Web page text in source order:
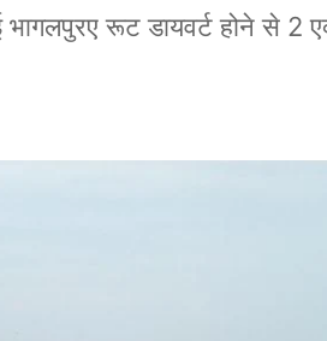
भागलपुरए रूट डायवर्ट होने से